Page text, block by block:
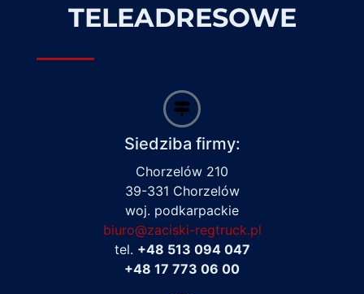
TELEADRESOWE
Siedziba firmy:
Chorzelów 210
39-331 Chorzelów
woj. podkarpackie
biuro@zaciski-regtruck.pl
tel. +48 513 094 047
+48 17 773 06 00